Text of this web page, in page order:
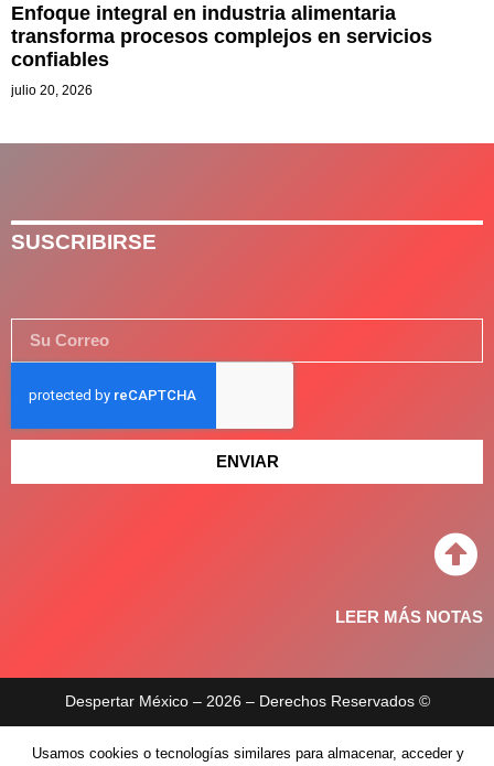
Enfoque integral en industria alimentaria
transforma procesos complejos en servicios
confiables
julio 20, 2026
SUSCRIBIRSE
ENVIAR
LEER MÁS NOTAS
Despertar México – 2026 – Derechos Reservados ©
Aviso de privacidad
Usamos cookies o tecnologías similares para almacenar, acceder y